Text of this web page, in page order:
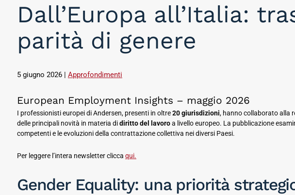
Dall’Europa all’Italia:
parità di genere
5 giugno 2026 Approfondimenti
European Employment Insights – maggio 2026
I professionisti europei di Andersen, presenti in oltre20 giurisdizioni, hanno collaborato alla
delle principali novità in materia didiritto del lavoroa livello europeo. La pubblicazione
competenti e le evoluzioni della contrattazione collettiva nei diversi Paesi.
Per leggere l’intera newsletter clicca qui.
Gender Equality: una priorità